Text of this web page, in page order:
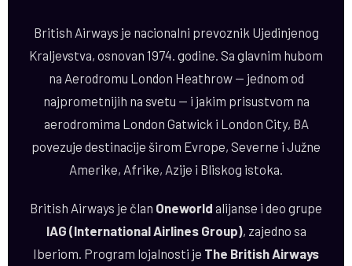
British Airways je nacionalni prevoznik Ujedinjenog
Kraljevstva, osnovan 1974. godine. Sa glavnim hubom
na Aerodromu London Heathrow — jednom od
najprometnijih na svetu — i jakim prisustvom na
aerodromima London Gatwick i London City, BA
povezuje destinacije širom Evrope, Severne i Južne
Amerike, Afrike, Azije i Bliskog istoka.
British Airways je član Oneworld alijanse i deo grupe
IAG (International Airlines Group), zajedno sa
Iberiom. Program lojalnosti je The British Airways